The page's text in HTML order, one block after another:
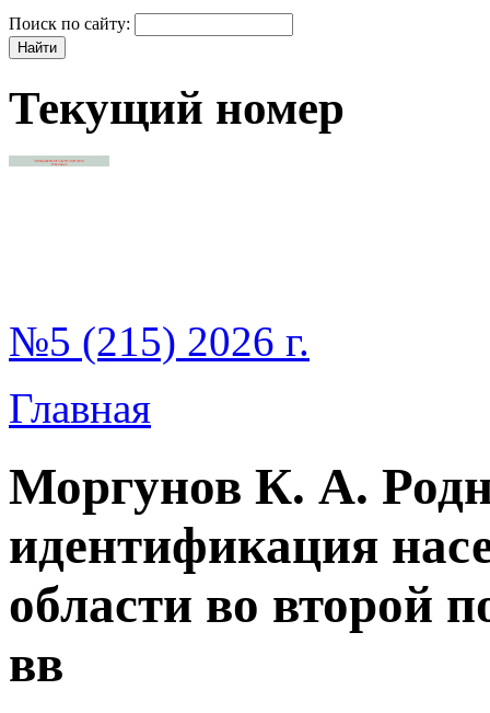
Поиск по сайту:
Текущий номер
№5 (215) 2026 г.
Главная
Моргунов К. А.
идентификация
области во второй
вв